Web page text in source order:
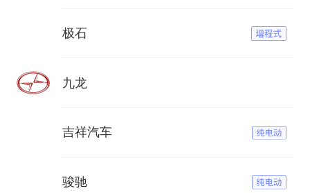
极石
九龙
吉祥汽车
骏驰